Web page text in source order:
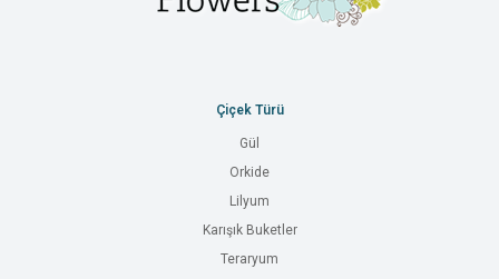
Çiçek Türü
Gül
Orkide
Lilyum
Karışık Buketler
Teraryum